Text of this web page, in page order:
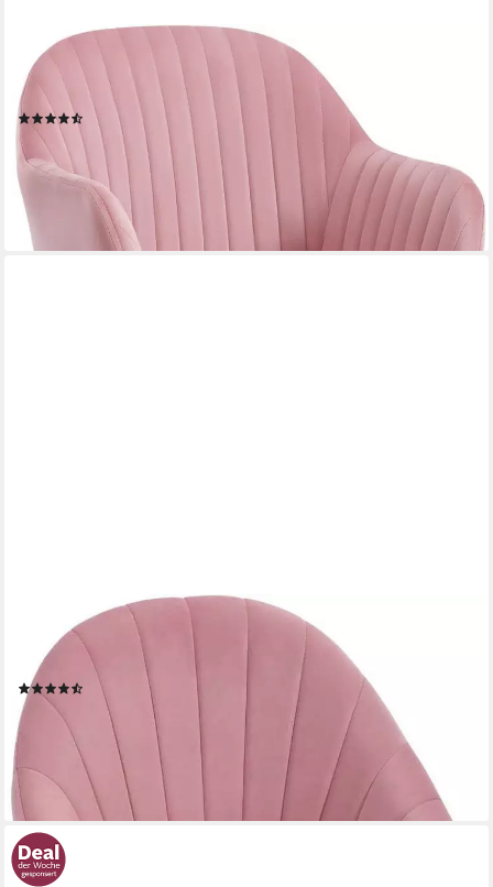
WOLTU
Schreibtischstuhl, Homeoffice Stuhl mit Rollen, Schminkstuhl
höhenverstellbar
(18)
89,99 € UVP 149,99 €
-40%
lieferbar - in 3-4 Werktagen bei dir
Bürostuhl (1 St), ergonomisch, Schminkstuhl, Schreibtischstuhl
150 kg belastbar
(43)
69,99 € UVP 107,99 €
-35%
lieferbar - in 3-4 Werktagen bei dir